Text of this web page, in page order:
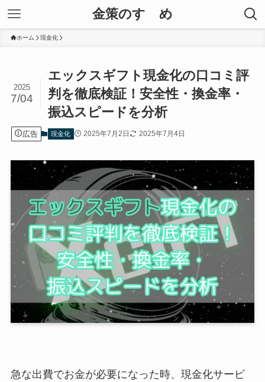
金策のすゝめ
ホーム 現金化
エックスギフト現金化の口コミ評
判を徹底検証！安全性・換金率・
振込スピードを分析
2025
7/04
広告 現金化 2025年7月2日 2025年7月4日
急な出費でお金が必要になった時、現金化サービ